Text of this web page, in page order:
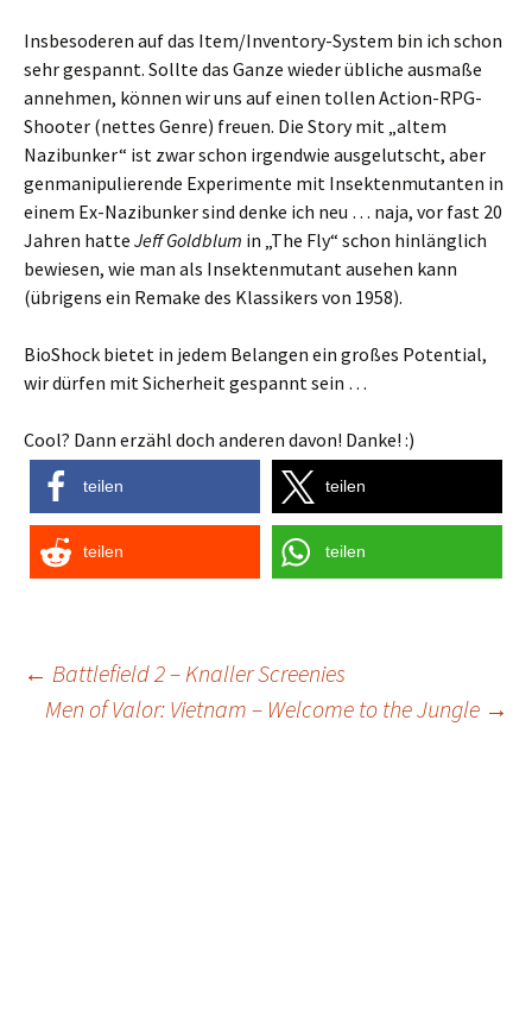
Insbesoderen auf das Item/Inventory-System bin ich schon
sehr gespannt. Sollte das Ganze wieder übliche ausmaße
annehmen, können wir uns auf einen tollen Action-RPG-
Shooter (nettes Genre) freuen. Die Story mit „altem
Nazibunker“ ist zwar schon irgendwie ausgelutscht, aber
genmanipulierende Experimente mit Insektenmutanten in
einem Ex-Nazibunker sind denke ich neu … naja, vor fast 20
Jahren hatte Jeff Goldblum in „The Fly“ schon hinlänglich
bewiesen, wie man als Insektenmutant ausehen kann
(übrigens ein Remake des Klassikers von 1958).
BioShock bietet in jedem Belangen ein großes Potential,
wir dürfen mit Sicherheit gespannt sein …
Cool? Dann erzähl doch anderen davon! Danke! :)
teilen teilen
teilen teilen
Post
← Battlefield 2 – Knaller Screenies
Men of Valor: Vietnam – Welcome to the Jungle →